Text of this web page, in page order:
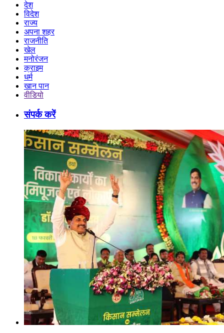
देश
विदेश
राज्य
अपना शहर
राजनीति
खेल
मनोरंजन
क्राइम
धर्म
खान पान
वीडियो
संपर्क करें